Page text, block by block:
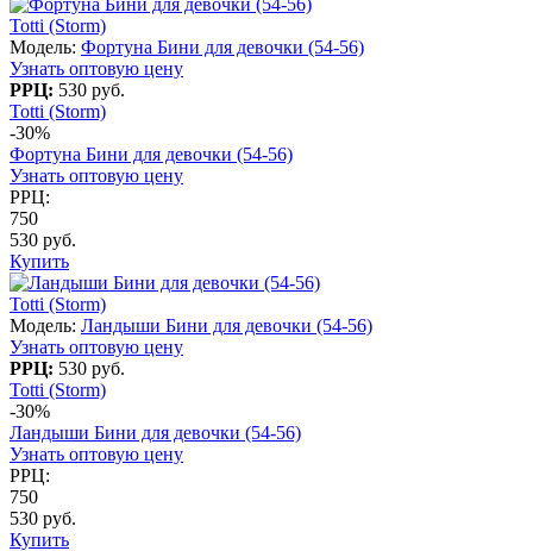
Totti (Storm)
Модель: Фортуна Бини для девочки (54-56)
Узнать оптовую цену
РРЦ: 530 руб.
Totti (Storm)
-30%
Фортуна Бини для девочки (54-56)
Узнать оптовую цену
РРЦ:
750
530 руб.
Купить
Totti (Storm)
Модель: Ландыши Бини для девочки (54-56)
Узнать оптовую цену
РРЦ: 530 руб.
Totti (Storm)
-30%
Ландыши Бини для девочки (54-56)
Узнать оптовую цену
РРЦ:
750
530 руб.
Купить